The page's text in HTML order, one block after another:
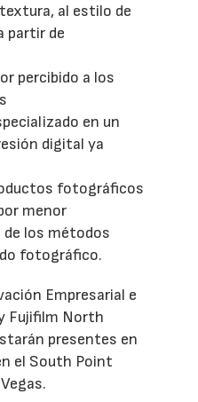
al estilo de
partir de
percibido a los
en un
digital ya
fotográficos
menor
de los métodos
fotográfico.
Empresarial e
Fujifilm North
presentes en
el South Point